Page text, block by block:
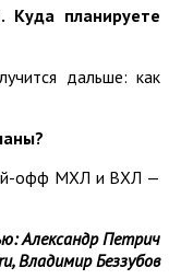
планируете
дальше: как
офф МХЛ и ВХЛ —
Александр Петрич
Владимир Беззубов